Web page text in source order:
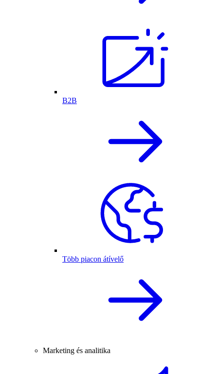
B2B
Több piacon átívelő
Marketing és analitika